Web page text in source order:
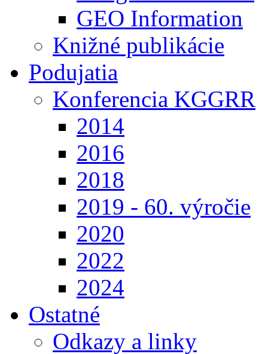
GEO Information
Knižné publikácie
Podujatia
Konferencia KGGRR
2014
2016
2018
2019 - 60. výročie
2020
2022
2024
Ostatné
Odkazy a linky